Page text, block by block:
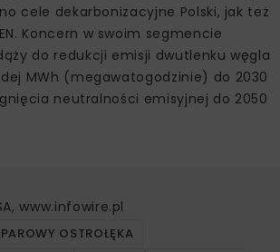
cele dekarbonizacyjne Polski, jak też
Koncern w swoim segmencie
do redukcji emisji dwutlenku węgla
MWh (megawatogodzinie) do 2030
neutralności emisyjnej do 2050
www.infowire.pl
OSTROŁĘKA